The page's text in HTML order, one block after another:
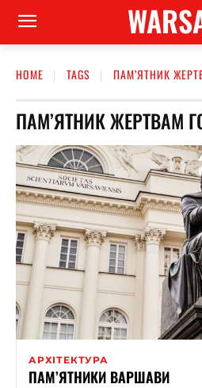
HOME TAGS ПАМ’ЯТНИК
ПАМ’ЯТНИК ЖЕРТВАМ
АРХІТЕКТУРА
ПАМ’ЯТНИКИ ВАРШАВИ